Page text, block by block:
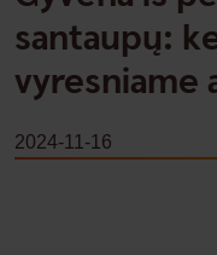
santaupų:
vyresniame
2024-11-16